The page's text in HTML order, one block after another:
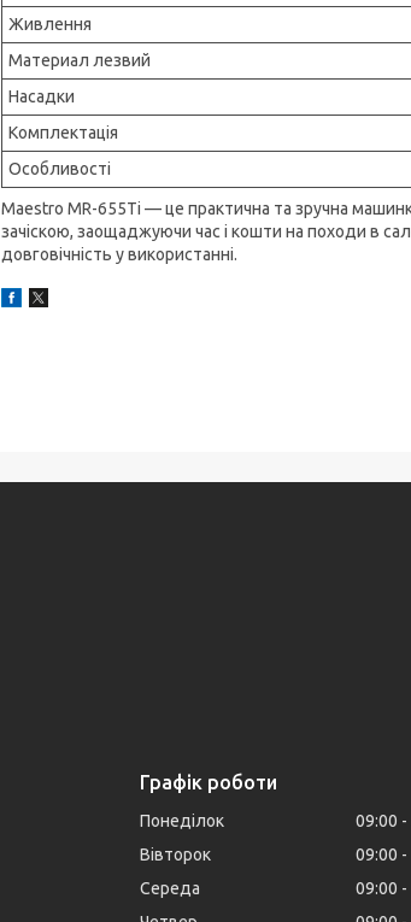
Живлення
Материал лезвий
Насадки
Комплектація
Особливості
Maestro MR-655Ti — це практична та зручна
зачіскою, заощаджуючи час і кошти на походи в
довговічність у використанні.
Графік роботи
Понеділок 09:00
Вівторок
09:00
Середа
09:00